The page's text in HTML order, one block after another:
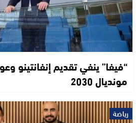
“فيفا” ينفي تقديم إنفانتينو
مونديال 2030
رياضة